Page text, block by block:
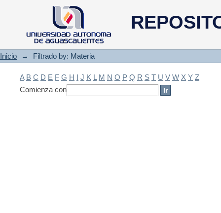
Filtrado by: Materia
Inicio → Filtrado by: Materia
A B C D E F G H I J K L M N O P Q R S T U V W X Y Z
Comienza con